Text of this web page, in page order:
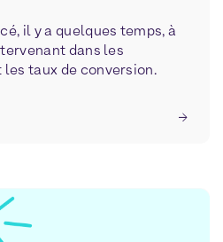
il y a quelques temps, à
dans les
taux de conversion.